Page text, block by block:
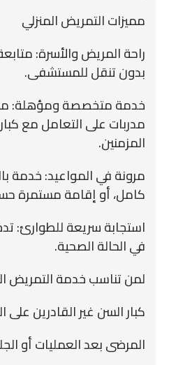
مميزات التمريض المنزلي
راحة المريض والأسرة:
بدون تنقل للمستشفى.
خدمة متخصصة ومؤهلة:
مدربات على التعامل مع
المزمنين.
مرونة في المواعيد: خدمة
كامل، أو إقامة مستمرة
استجابة سريعة للطوارئ:
في الحالة الصحية.
لمن تناسب خدمة التمريض
كبار السن غير القادرين على
المرضى بعد العمليات أو